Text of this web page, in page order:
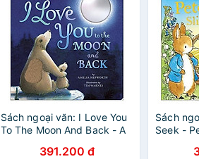
Sách ngoại văn: I Love You
To The Moon And Back - A
391.200 đ
Sách
Seek -